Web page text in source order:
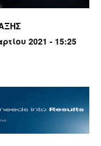
2021 - 15:25